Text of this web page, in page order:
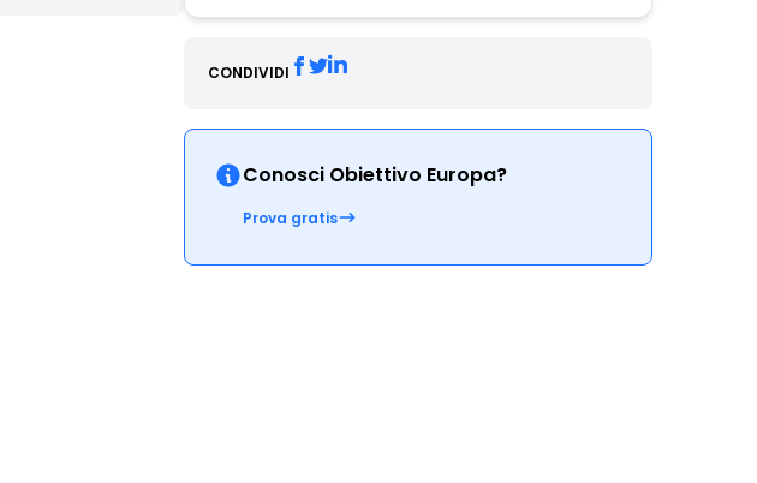
CONDIVIDI
Conosci Obiettivo Europa?
Prova gratis